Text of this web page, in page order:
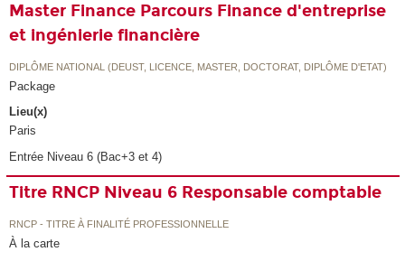
Master Finance Parcours Finance d'entreprise
et ingénierie financière
DIPLÔME NATIONAL (DEUST, LICENCE, MASTER, DOCTORAT, DIPLÔME D'ETAT)
Package
Lieu(x)
Paris
Entrée Niveau 6 (Bac+3 et 4)
Titre RNCP Niveau 6 Responsable comptable
RNCP - TITRE À FINALITÉ PROFESSIONNELLE
À la carte